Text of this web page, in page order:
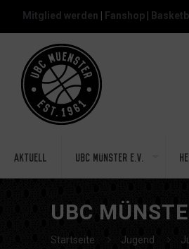
Mitglied werden Fanshop
Aktuell UBC Münster e.V.
UBC
Startseite Jugend